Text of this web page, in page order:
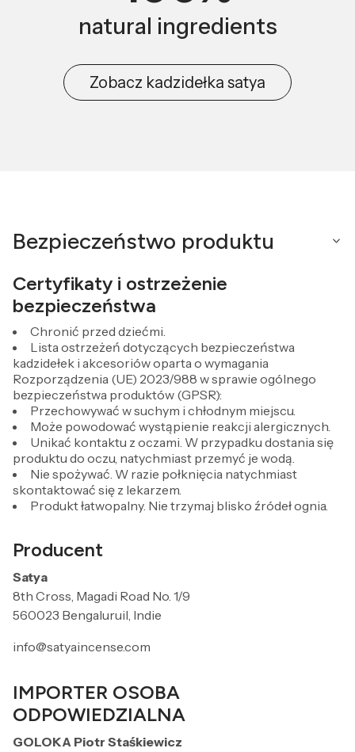
natural ingredients
Zobacz kadzidełka satya
Bezpieczeństwo produktu
Certyfikaty i ostrzeżenie
bezpieczeństwa
Chronić przed dziećmi.
Lista ostrzeżeń dotyczących bezpieczeństwa
kadzidełek i akcesoriów oparta o wymagania
Rozporządzenia (UE) 2023/988 w sprawie ogólnego
bezpieczeństwa produktów (GPSR):
Przechowywać w suchym i chłodnym miejscu.
Może powodować wystąpienie reakcji alergicznych.
Unikać kontaktu z oczami. W przypadku dostania się
produktu do oczu, natychmiast przemyć je wodą.
Nie spożywać. W razie połknięcia natychmiast
skontaktować się z lekarzem.
Produkt łatwopalny. Nie trzymaj blisko źródeł ognia.
Producent
Satya
8th Cross, Magadi Road No. 1/9
560023 Bengaluruil, Indie
info@satyaincense.com
IMPORTER OSOBA
ODPOWIEDZIALNA
GOLOKA Piotr Staśkiewicz